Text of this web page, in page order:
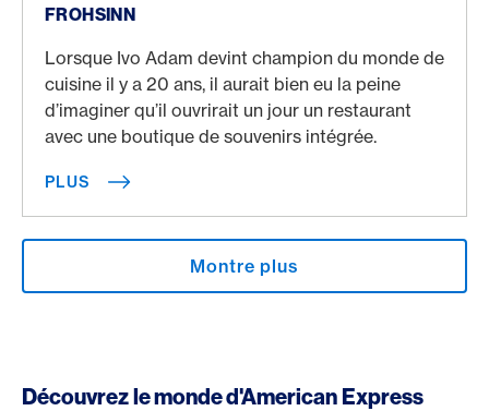
FROHSINN
Lorsque Ivo Adam devint champion du monde de
cuisine il y a 20 ans, il aurait bien eu la peine
d’imaginer qu’il ouvrirait un jour un restaurant
avec une boutique de souvenirs intégrée.
PLUS
Montre plus
Découvrez le monde d'American Express